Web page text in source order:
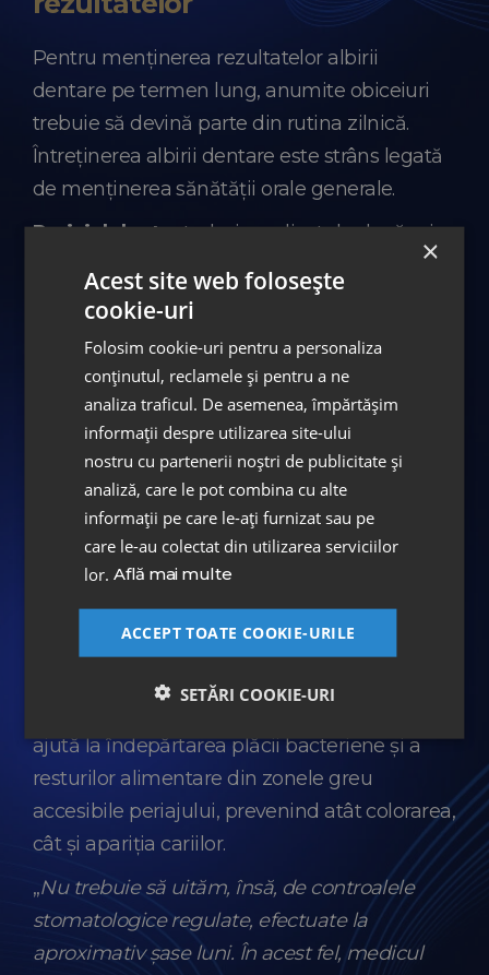
Pentru menținerea rezultatelor albirii
dentare pe termen lung, anumite obiceiuri
trebuie să devină parte din rutina zilnică.
Întreținerea albirii dentare este strâns legată
de menținerea sănătății orale generale.
Periajul dentartrebuie realizat de două ori
pe zi, dimineața și seara, timp de minimum
două minute. Se recomandă utilizarea unei
unei tehnici de periaj blânde, pentru a
proteja smalțul și țesuturile gingivale.
În ceea ce privește pastele de dinți, pot fi
utilizate cele special formulate pentru
menținerea albirii, cu un nivel redus de
abrazivitate. Apele de gură fără clorhexidină
sau coloranți contribuie la prevenirea
apariției petelor și la menținerea prospețimii
respirației.
Curățarea spațiilor interdentare cu
ajută la îndepărtarea plăcii bacteriene și a
resturilor alimentare din zonele greu
accesibile periajului, prevenind atât colorarea,
cât și apariția cariilor.
„Nu trebuie să uităm, însă, de controalele
stomatologice regulate, efectuate la
aproximativ șase luni. În acest fel, medicul
×
Acest site web folosește
cookie-uri
Folosim cookie-uri pentru a personaliza
conținutul, reclamele și pentru a ne
analiza traficul. De asemenea, împărtășim
informații despre utilizarea site-ului
nostru cu partenerii noștri de publicitate și
analiză, care le pot combina cu alte
informații pe care le-ați furnizat sau pe
care le-au colectat din utilizarea serviciilor
lor.Află mai multe
ACCEPT TOATE COOKIE-URILE
SETĂRI COOKIE-URI